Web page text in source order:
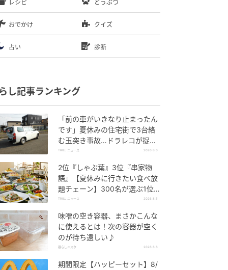
レシピ どうぶつ
おでかけ クイズ
占い 診断
し記事ランキング
「前の車がいきなり止まったん
です」夏休みの住宅街で3台絡
む玉突き事故…ドラレコが捉え
ていた“急ブレーキの理由”
TRILL ニュース 2026.8.6
2位『しゃぶ葉』3位『串家物
語』【夏休みに行きたい食べ放
題チェーン】300名が選ぶ1位
に「満足度が高い」「大人まで
TRILL ニュース 2026.8.5
味噌の空き容器、まさかこんな
に使えるとは！次の容器が空く
のが待ち遠しい♪
暮らしニスタ 2026.8.6
期間限定【ハッピーセット】8/